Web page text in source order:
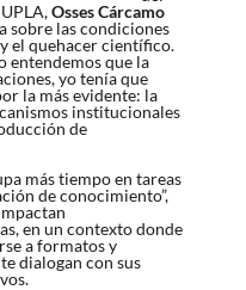
Osses Cárcamo
sobre las condiciones
el quehacer científico.
entendemos que la
yo tenía que
la más evidente: la
institucionales
de
más tiempo en tareas
de conocimiento”,
en un contexto donde
a formatos y
dialogan con sus